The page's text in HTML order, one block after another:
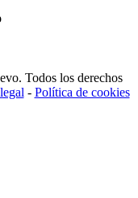
Todos los derechos
- Política de cookies